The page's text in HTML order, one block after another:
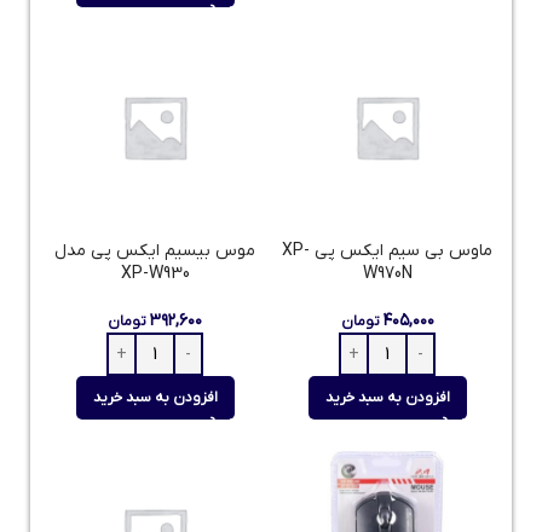
ماوس بی سیم ایکس پی XP-
W970N
۴۰۵,۰۰۰ تومان
افزودن به سبد خرید
موس بیسیم ایکس پی مدل
XP-W930
۳۹۲,۶۰۰تومان
افزودن به سبد خرید